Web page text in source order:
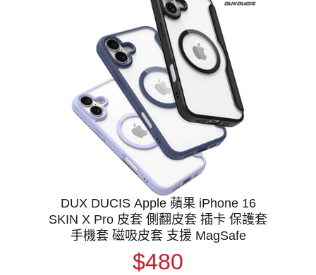
DUX DUCIS Apple 蘋果 iPhone 16
SKIN X Pro 皮套 側翻皮套 插卡 保護套
手機套 磁吸皮套 支援 MagSafe
$480